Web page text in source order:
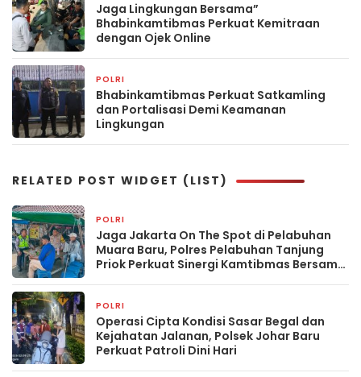
Jaga Lingkungan Bersama”
Bhabinkamtibmas Perkuat Kemitraan
dengan Ojek Online
POLRI
Bhabinkamtibmas Perkuat Satkamling
dan Portalisasi Demi Keamanan
Lingkungan
RELATED POST WIDGET (LIST)
POLRI
Jaga Jakarta On The Spot di Pelabuhan
Muara Baru, Polres Pelabuhan Tanjung
Priok Perkuat Sinergi Kamtibmas Bersama
POLRI
Operasi Cipta Kondisi Sasar Begal dan
Kejahatan Jalanan, Polsek Johar Baru
Perkuat Patroli Dini Hari